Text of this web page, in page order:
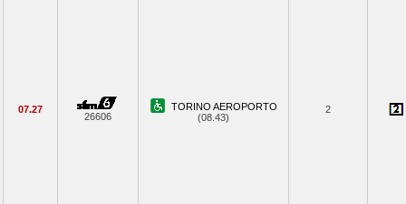
07.27
26606
TORINO AEROPORTO
(08.43)
2